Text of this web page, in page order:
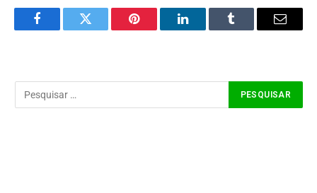
FacebookTwitter Pinterest LinkedInTumblr Email